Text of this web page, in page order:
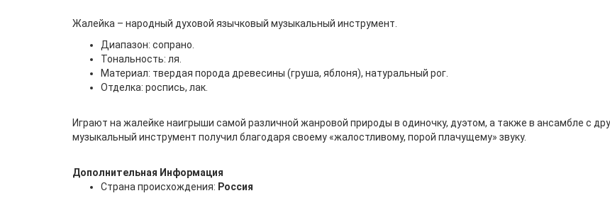
Жалейка – народный духовой язычковый музыкальный инструмент.
Диапазон: сопрано.
Тональность: ля.
Материал: твердая порода древесины (груша, яблоня), натуральный рог.
Отделка: роспись, лак.
Играют на жалейке наигрыши самой различной жанровой природы в одиночку, дуэтом, а также в ансамбле с
музыкальный инструмент получил благодаря своему «жалостливому, порой плачущему» звуку.
Дополнительная Информация
Страна происхождения: Россия